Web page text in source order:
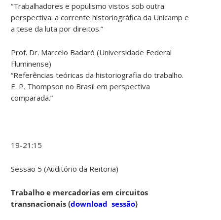
“Trabalhadores e populismo vistos sob outra
perspectiva: a corrente historiográfica da Unicamp e
a tese da luta por direitos.”
Prof. Dr. Marcelo Badaró (Universidade Federal
Fluminense)
“Referências teóricas da historiografia do trabalho.
E. P. Thompson no Brasil em perspectiva
comparada.”
19-21:15
Sessão 5 (Auditório da Reitoria)
Trabalho e mercadorias em circuitos
transnacionais(download sessão)